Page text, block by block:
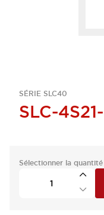
SÉRIE SLC40
SLC-
Sélectionner la quantité